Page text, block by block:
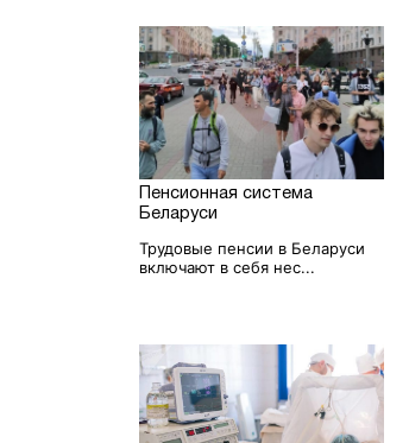
Пенсионная система
Беларуси
Трудовые пенсии в Беларуси
включают в себя нес...